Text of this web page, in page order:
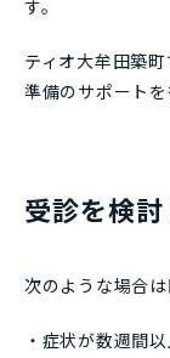
す。
ティオ大牟田築
準備のサポートを
受診を検
次のような場合
・症状が数週間以